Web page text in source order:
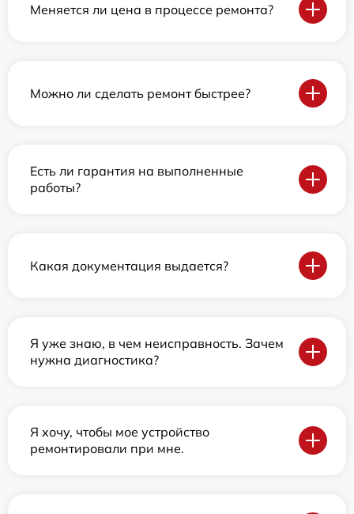
Меняется ли цена в процессе ремонта?
Можно ли сделать ремонт быстрее?
Есть ли гарантия на выполненные
работы?
Какая документация выдается?
Я уже знаю, в чем неисправность. Зачем
нужна диагностика?
Я хочу, чтобы мое устройство
ремонтировали при мне.